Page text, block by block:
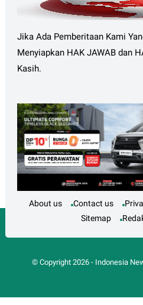
Jika Ada Pemberitaan Kami
Menyiapkan HAK JAWAB dan
Kasih.
About us Contact us
Sitemap
© Copyright 2026- Indonesia